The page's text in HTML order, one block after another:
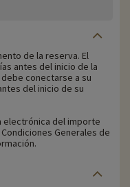
de la reserva. El
antes del inicio de la
conectarse a su
del inicio de su
electrónica del importe
Generales de